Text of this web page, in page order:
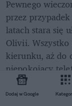
Dodaj w Google
Pewnego
przez
latach stara się
Olivii. Wszystko
kierunku, aż do
niepokojący
służbowej.